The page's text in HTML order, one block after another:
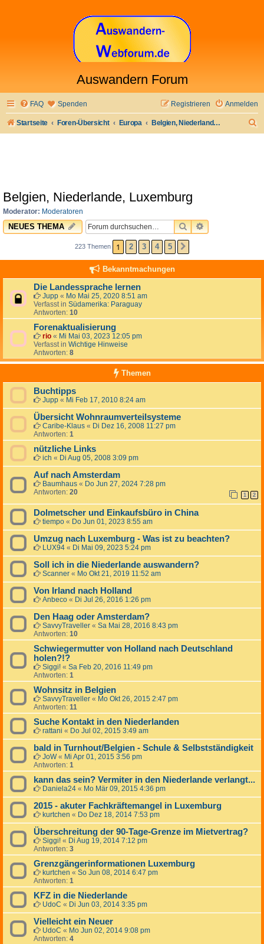
Auswandern Forum
FAQ Spenden Anmelden
Registrieren
Startseite Foren-Übersicht Europa Belgien, Niederlande, Luxemburg
Belgien, Niederlande, Luxemburg
Moderator: Moderatoren
NEUES THEMA SUCHEERWEITERTE
223 Themen 1 2 3 4 5
Bekanntmachungen
Die Landessprache lernen
Jupp « Mo Mai 25, 2020 8:51 am
Verfasst in Südamerika: Paraguay
Antworten: 10
Forenaktualisierung
rio « Mi Mai 03, 2023 12:05 pm
Verfasst in Wichtige Hinweise
Antworten: 8
Themen
Buchtipps
Jupp « Mi Feb 17, 2010 8:24 am
Übersicht Wohnraumverteilsysteme
Caribe-Klaus « Di Dez 16, 2008 11:27 pm
Antworten: 1
nützliche Links
ich « Di Aug 05, 2008 3:09 pm
Auf nach Amsterdam
Baumhaus « Do Jun 27, 2024 7:28 pm
Antworten: 20 1 2
Dolmetscher und Einkaufsbüro in China
tiempo « Do Jun 01, 2023 8:55 am
Umzug nach Luxemburg - Was ist zu beachten?
LUX94 « Di Mai 09, 2023 5:24 pm
Soll ich in die Niederlande auswandern?
Scanner « Mo Okt 21, 2019 11:52 am
Von Irland nach Holland
Anbeco « Di Jul 26, 2016 1:26 pm
Den Haag oder Amsterdam?
SavvyTraveller « Sa Mai 28, 2016 8:43 pm
Antworten: 10
Schwiegermutter von Holland nach Deutschland
holen?!?
Siggi! « Sa Feb 20, 2016 11:49 pm
Antworten: 1
Wohnsitz in Belgien
SavvyTraveller « Mo Okt 26, 2015 2:47 pm
Antworten: 11
Suche Kontakt in den Niederlanden
rattani « Do Jul 02, 2015 3:49 am
bald in Turnhout/Belgien - Schule & Selbstständigkeit
JoW« Mi Apr 01, 2015 3:56 pm
Antworten: 1
kann das sein? Vermiter in den Niederlande verlangt...
Daniela24 « Mo Mär 09, 2015 4:36 pm
2015 - akuter Fachkräftemangel in Luxemburg
kurtchen « Do Dez 18, 2014 7:53 pm
Überschreitung der 90-Tage-Grenze im Mietvertrag?
Siggi! « Di Aug 19, 2014 7:12 pm
Antworten: 3
Grenzgängerinformationen Luxemburg
kurtchen « So Jun 08, 2014 6:47 pm
Antworten: 1
KFZ in die Niederlande
UdoC « Di Jun 03, 2014 3:35 pm
Vielleicht ein Neuer
UdoC « Mo Jun 02, 2014 9:08 pm
Antworten: 4